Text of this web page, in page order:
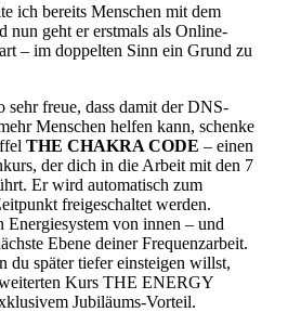
ich bereits Menschen mit dem
geht er erstmals als Online-
– im doppelten Sinn ein Grund zu
freue, dass damit der DNS-
Menschen helfen kann, schenke
THE CHAKRA CODE – einen
der dich in die Arbeit mit den 7
Er wird automatisch zum
freigeschaltet werden.
Energiesystem von innen – und
Ebene deiner Frequenzarbeit.
du später tiefer einsteigen willst,
Kurs THE ENERGY
Jubiläums-Vorteil.